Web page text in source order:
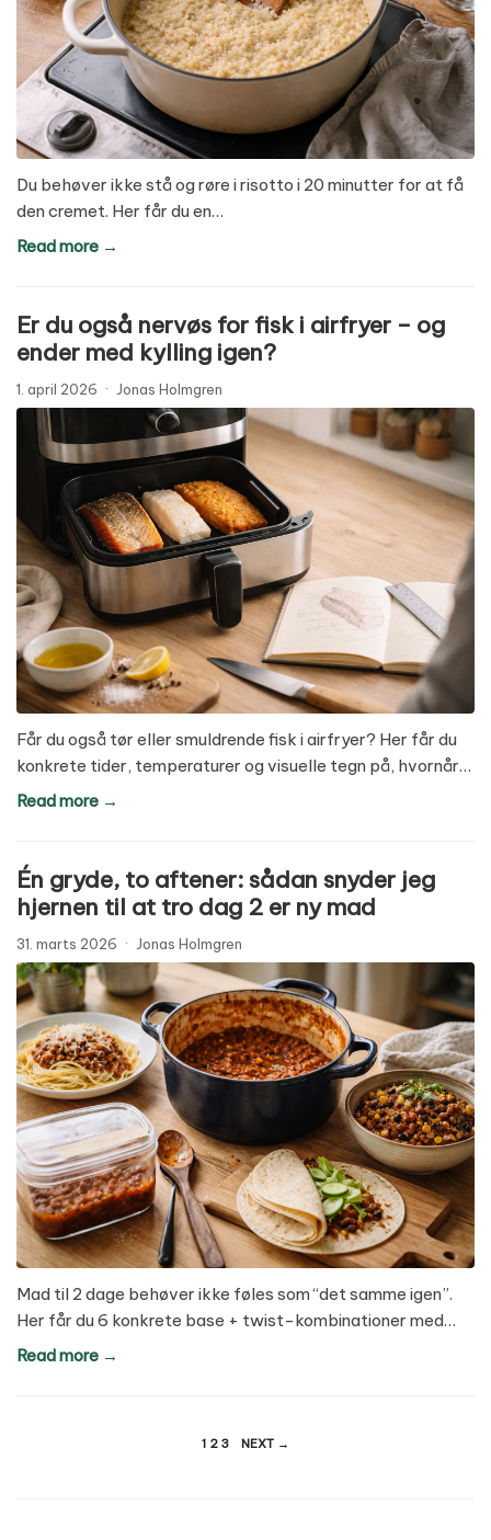
Du behøver ikke stå og røre i risotto i 20 minutter for at få
den cremet. Her får du en…
Read more →
Er du også nervøs for fisk i airfryer – og
ender med kylling igen?
1. april 2026 · Jonas Holmgren
Får du også tør eller smuldrende fisk i airfryer? Her får du
konkrete tider, temperaturer og visuelle tegn på, hvornår…
Read more →
Én gryde, to aftener: sådan snyder jeg
hjernen til at tro dag 2 er ny mad
31. marts 2026 · Jonas Holmgren
Mad til 2 dage behøver ikke føles som “det samme igen”.
Her får du 6 konkrete base + twist-kombinationer med…
Read more →
Indlægsinddeling
1 2 3 NEXT →